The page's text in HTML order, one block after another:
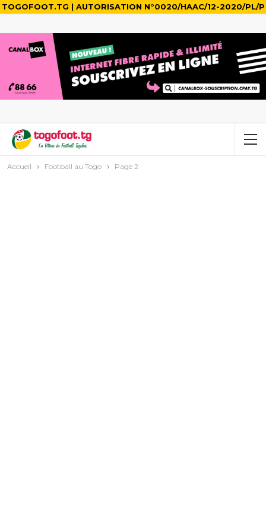
TOGOFOOT.TG | AUTORISATION N°0020/HAAC/12-2020/PL/P
Accueil Football au Togo Page 2